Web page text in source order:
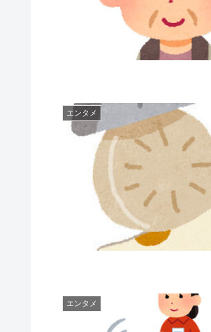
エンタメ
エンタメ